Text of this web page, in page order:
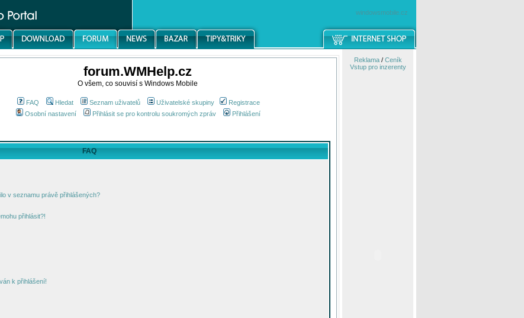
windowsmobile.cz
forum.WMHelp.cz
O všem, co souvisí s Windows Mobile
FAQ Hledat Seznam uživatelů Uživatelské skupiny
Registrace
Osobní nastavení
Přihlásit se pro kontrolu soukromých zpráv Přihlášení
FAQ
v seznamu právě přihlášených?
přihlásit?!
k přihlášení!
Reklama/ Ceník
Vstup pro inzerenty